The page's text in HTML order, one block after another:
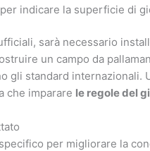
indicare la superficie di
sarà necessario
un campo da
gli standard internazionali.
che imparare le regole del
per migliorare la